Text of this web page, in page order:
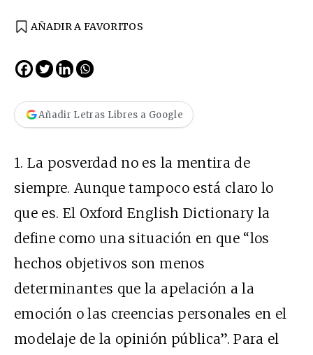
AÑADIR A FAVORITOS
Añadir Letras Libres a Google
1. La posverdad no es la mentira de
siempre. Aunque tampoco está claro lo
que es. El Oxford English Dictionary la
define como una situación en que “los
hechos objetivos son menos
determinantes que la apelación a la
emoción o las creencias personales en el
modelaje de la opinión pública”. Para el